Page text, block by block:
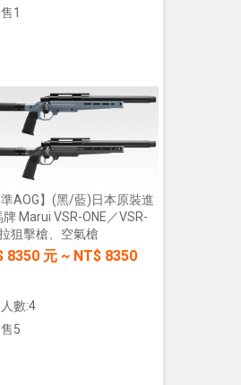
匣 AEG
電動
NT$230元
1
準AOG】(黑/藍)日本原裝進
牌 Marui VSR-ONE／VSR-
狙擊槍、空氣槍
8350元 ~ NT$8350
數:4
5